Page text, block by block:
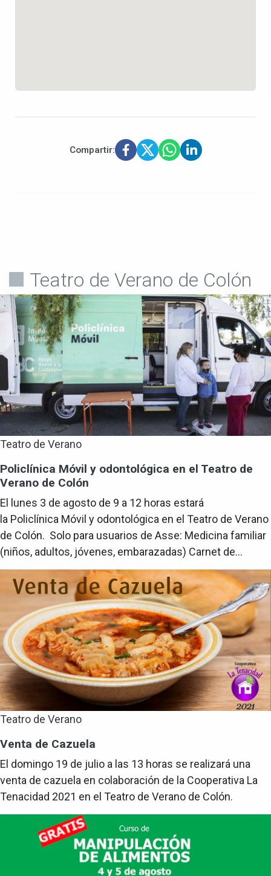
Compartir:
Teatro de Verano de Colón
Teatro de Verano
Policlínica Móvil y odontológica en el Teatro de
Verano de Colón
El lunes 3 de agosto de 9 a 12 horas estará
la Policlínica Móvil y odontológica en el Teatro de Verano
de Colón. Solo para usuarios de Asse: Medicina familiar
(niños, adultos, jóvenes, embarazadas) Carnet de...
Teatro de Verano
Venta de Cazuela
El domingo 19 de julio a las 13 horas se realizará una
venta de cazuela en colaboración de la Cooperativa La
Tenacidad 2021 en el Teatro de Verano de Colón.